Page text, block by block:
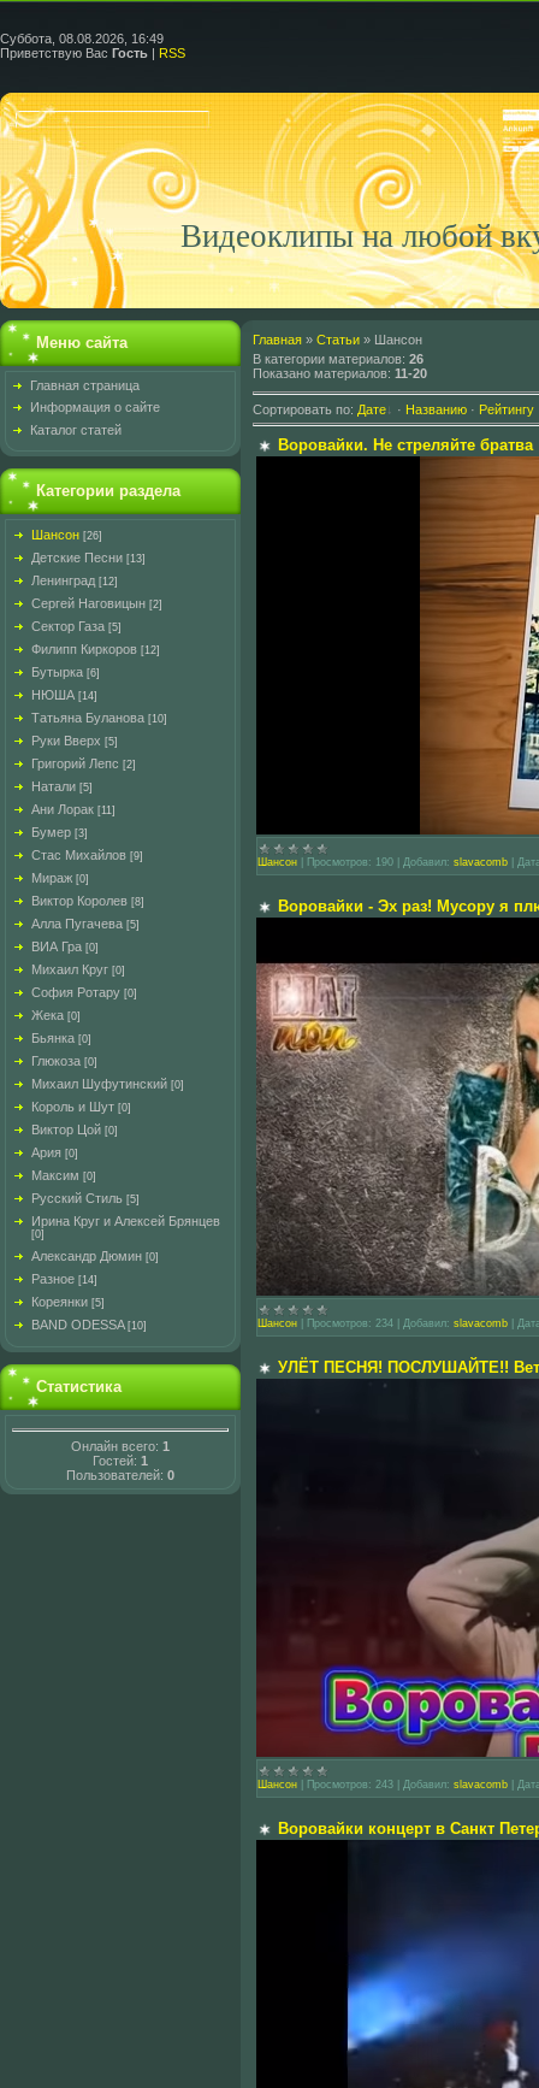
Суббота, 08.08.2026, 16:49
Приветствую Вас Гость | RSS
Видеоклипы на любой
Меню сайта
Главная страница
Информация о сайте
Каталог статей
Категории раздела
Шансон [26]
Детские Песни [13]
Ленинград [12]
Сергей Наговицын [2]
Сектор Газа [5]
Филипп Киркоров [12]
Бутырка [6]
НЮША [14]
Татьяна Буланова [10]
Руки Вверх [5]
Григорий Лепс [2]
Натали [5]
Ани Лорак [11]
Бумер [3]
Стас Михайлов [9]
Мираж [0]
Виктор Королев [8]
Алла Пугачева [5]
ВИА Гра [0]
Михаил Круг [0]
София Ротару [0]
Жека [0]
Бьянка [0]
Глюкоза [0]
Михаил Шуфутинский [0]
Король и Шут [0]
Виктор Цой [0]
Ария [0]
Максим [0]
Русский Стиль [5]
Ирина Круг и Алексей Брянцев
[0]
Александр Дюмин [0]
Разное [14]
Кореянки [5]
BAND ODESSA [10]
Статистика
Онлайн всего: 1
Гостей: 1
Пользователей: 0
Главная » Статьи » Шансон
В категории материалов: 26
Показано материалов: 11-20
Сортировать по: Дате · Названию · Рейтингу
Воровайки. Не стреляйте братва
Шансон Просмотров: 190 Добавил: slavacomb
Воровайки - Эх раз! Мусору я
Шансон Просмотров: 234 Добавил: slavacomb
УЛЁТ ПЕСНЯ! ПОСЛУШАЙТЕ!!
Шансон Просмотров: 243 Добавил: slavacomb
Воровайки концерт в Санкт